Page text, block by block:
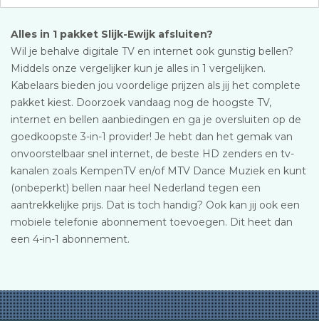
Alles in 1 pakket Slijk-Ewijk afsluiten?
Wil je behalve digitale TV en internet ook gunstig bellen?
Middels onze vergelijker kun je alles in 1 vergelijken.
Kabelaars bieden jou voordelige prijzen als jij het complete
pakket kiest. Doorzoek vandaag nog de hoogste TV,
internet en bellen aanbiedingen en ga je oversluiten op de
goedkoopste 3-in-1 provider! Je hebt dan het gemak van
onvoorstelbaar snel internet, de beste HD zenders en tv-
kanalen zoals KempenTV en/of MTV Dance Muziek en kunt
(onbeperkt) bellen naar heel Nederland tegen een
aantrekkelijke prijs. Dat is toch handig? Ook kan jij ook een
mobiele telefonie abonnement toevoegen. Dit heet dan
een 4-in-1 abonnement.